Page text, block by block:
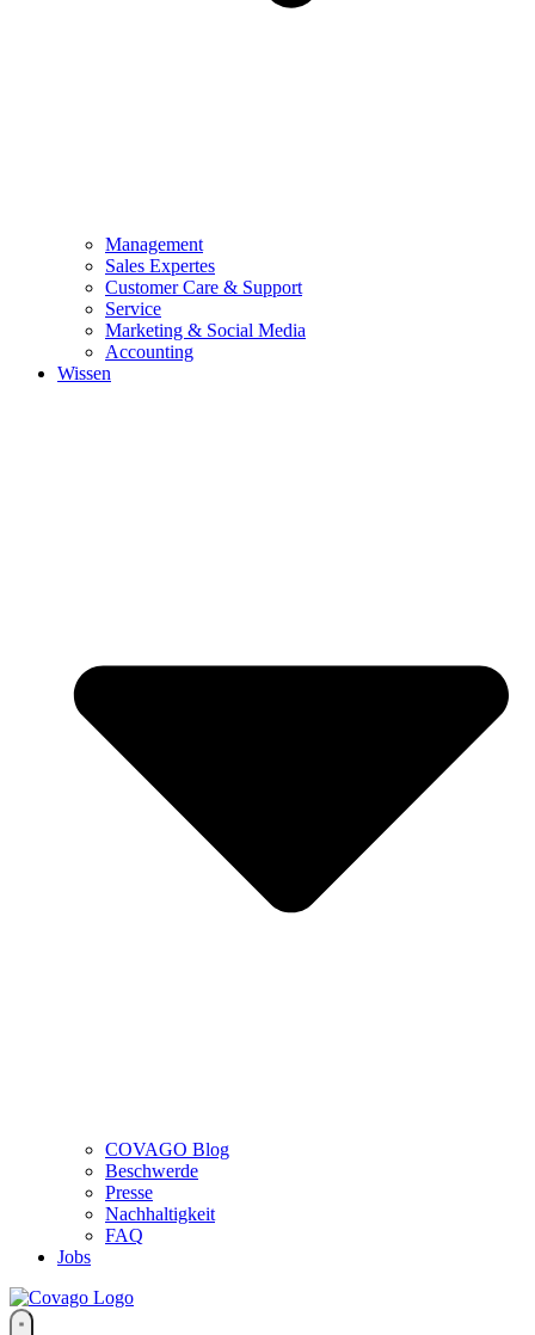
Management
Sales Expertes
Customer Care & Support
Service
Marketing & Social Media
Accounting
Wissen
COVAGO Blog
Beschwerde
Presse
Nachhaltigkeit
FAQ
Jobs